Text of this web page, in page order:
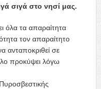
σιγά στο νησί μας.
όλα τα απαραίτητα
τον απαραίτητο
ανταποκριθεί σε
προκύψει λόγω